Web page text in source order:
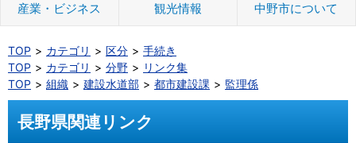
産業・ビジネス 観光情報 中野市について
TOP カテゴリ 区分
手続き
TOP
カテゴリ 分野
リンク集
TOP
組織 建設水道部 都市建設課 監理係
長野県関連リンク